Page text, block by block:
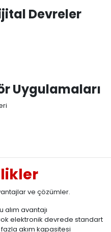
Devreler
Uygulamaları
ve çözümler.
alım avantajı
elektronik devrede standart
akım kapasitesi